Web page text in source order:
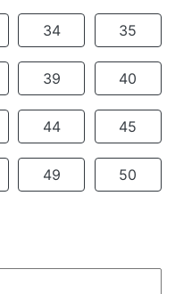
34 35
39 40
44 45
49 50